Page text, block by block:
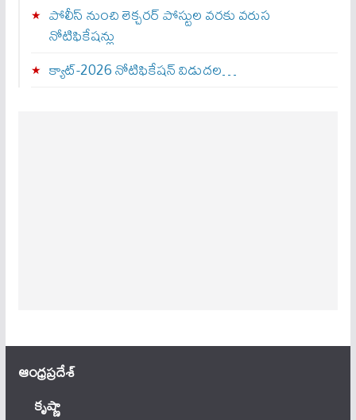
పోలీస్ నుంచి లెక్చరర్ పోస్టుల వరకు వరుస
నోటిఫికేషన్లు
క్యాట్-2026 నోటిఫికేషన్ విడుదల…
ఆంధ్ర‌ప్ర‌దేశ్
కృష్ణా